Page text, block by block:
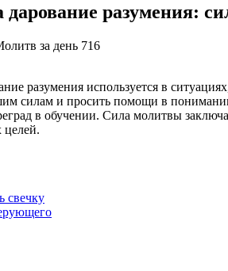
разумения:
за день 716
разумения используется в
силам и просить помощи в
в обучении. Сила молитвы
целей.
свечку